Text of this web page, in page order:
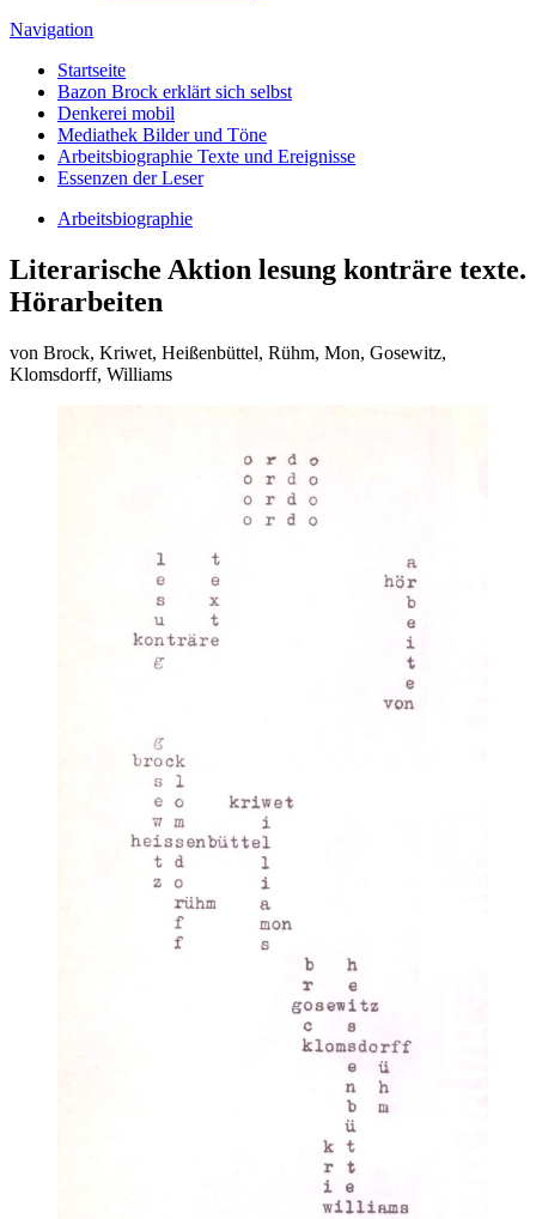
Navigation
Startseite
Bazon Brock erklärt sich selbst
Denkerei mobil
Mediathek Bilder und Töne
Arbeitsbiographie Texte und Ereignisse
Essenzen der Leser
Arbeitsbiographie
Literarische Aktion lesung konträre texte.
Hörarbeiten
von Brock, Kriwet, Heißenbüttel, Rühm, Mon, Gosewitz,
Klomsdorff, Williams